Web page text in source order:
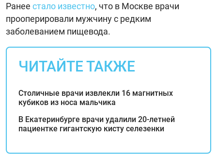
Ранее стало известно, что в Москве врачи
прооперировали мужчину с редким
заболеванием пищевода.
ЧИТАЙТЕ ТАКЖЕ
Столичные врачи извлекли 16 магнитных
кубиков из носа мальчика
В Екатеринбурге врачи удалили 20-летней
пациентке гигантскую кисту селезенки